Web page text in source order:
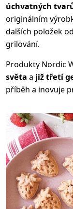
úchvatných
originálním
dalších položek
grilování.
Produkty Nordic
světa a již třetí
příběh a inovuje